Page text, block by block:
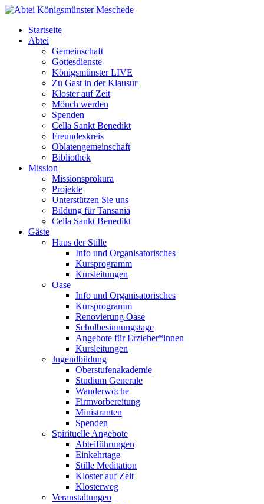
Startseite
Abtei
Gemeinschaft
Gottesdienste
Königsmünster LIVE
Zu Gast in der Klausur
Kloster auf Zeit
Mönch werden
Spenden
Cella Sankt Benedikt
Freundeskreis
Oblatengemeinschaft
Bibliothek
Mission
Missionsprokura
Projekte
Unterstützen Sie uns
Bildung für Tansania
Cella Sankt Benedikt
Gäste
Haus der Stille
Info und Organisatorisches
Kursprogramm
Kursleitungen
Oase
Info und Organisatorisches
Kursprogramm
Renovierung Oase
Schulbesinnungstage
Angebote für Erzieher*innen
Kursleitungen
Jugendbildung
Oberstufenakademie
Studium Generale
Wanderwoche
Firmvorbereitung
Ministranten
Spenden
Spirituelle Angebote
Abteiführungen
Einkehrtage
Stille Meditation
Kloster auf Zeit
Klosterweg
Veranstaltungen